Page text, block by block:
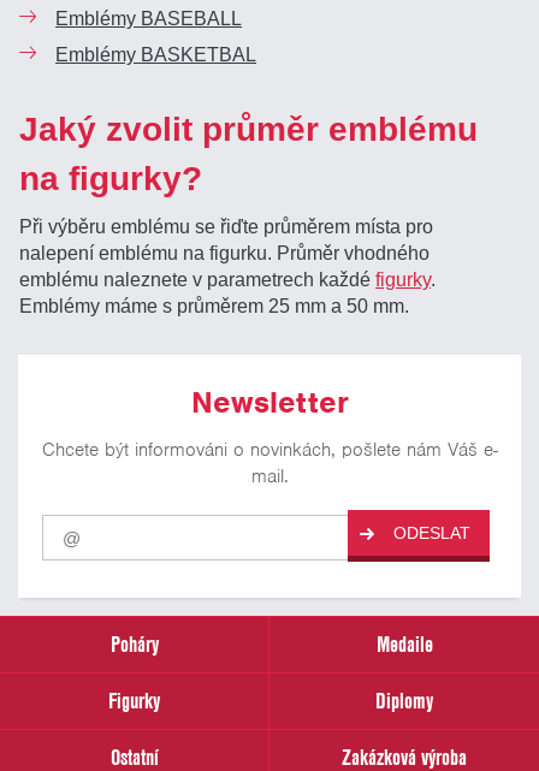
Emblémy BASEBALL
Emblémy BASKETBAL
Jaký zvolit průměr emblému
na figurky?
Při výběru emblému se řiďte průměrem místa pro
nalepení emblému na figurku. Průměr vhodného
emblému naleznete v parametrech každéfigurky.
Emblémy máme s průměrem 25 mm a 50 mm.
Newsletter
Chcete být informováni o novinkách, pošlete nám Váš e-
mail.
Pro
odběr
našich
email
ODESLAT
Poháry
Medaile
Figurky
Diplomy
Ostatní
Zakázková výroba